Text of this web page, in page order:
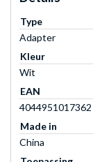
Type
Adapter
Kleur
Wit
EAN
4044951017362
Made in
China